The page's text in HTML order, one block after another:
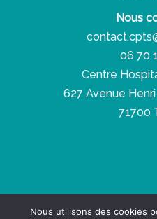
Nous
06 70
Centre
627 Avenue
71700
Nous utilisons des cookies